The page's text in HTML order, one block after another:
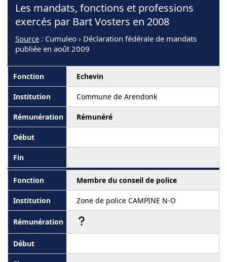
Les mandats, fonctions et professions
exercés par Bart Vosters en 2008
Source : Cumuleo › Déclaration fédérale de mandats
publiée en août 2009
Echevin
Commune de Arendonk
Rémunéré
Membre du conseil de police
Zone de police CAMPINE N-O